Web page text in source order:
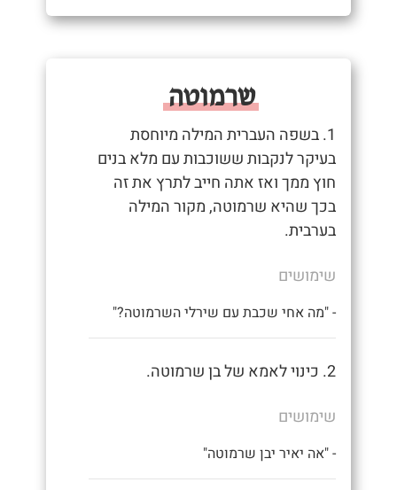
שרמוטה
1. בשפה העברית המילה מיוחסת
בעיקר לנקבות ששוכבות עם מלא בנים
חוץ ממך ואז אתה חייב לתרץ את זה
בכך שהיא שרמוטה, מקור המילה
בערבית.
שימושים
- "מה אחי שכבת עם שירלי השרמוטה?"
2. כינוי לאמא של בן שרמוטה.
שימושים
- "אה יאיר יבן שרמוטה"